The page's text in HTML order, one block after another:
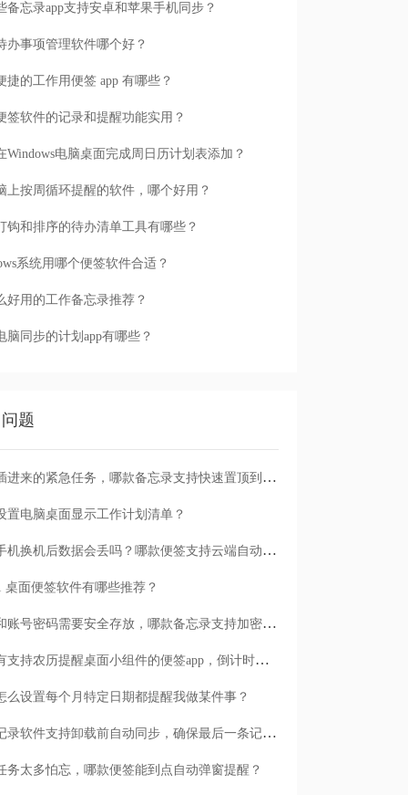
备忘录app支持安卓和苹果手机同步？
办事项管理软件哪个好？
捷的工作用便签 app 有哪些？
签软件的记录和提醒功能实用？
Windows电脑桌面完成周日历计划表添加？
上按周循环提醒的软件，哪个好用？
钩和排序的待办清单工具有哪些？
系统用哪个便签软件合适？
好用的工作备忘录推荐？
脑同步的计划app有哪些？
题
临时插进来的紧急任务，哪款备忘录支持快速置顶到清单首位？
置电脑桌面显示工作计划清单？
安卓手机换机后数据会丢吗？哪款便签支持云端自动备份？
桌面便签软件有哪些推荐？
日记和账号密码需要安全存放，哪款备忘录支持加密保护？
有没有支持农历提醒桌面小组件的便签app，倒计时一目了然
么设置每个月特定日期都提醒我做某件事？
哪款记录软件支持卸载前自动同步，确保最后一条记录不丢失？
务太多怕忘，哪款便签能到点自动弹窗提醒？